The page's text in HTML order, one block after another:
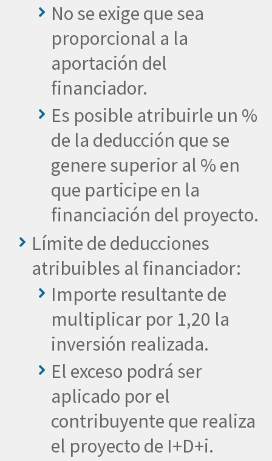
No se exige que sea
proporcional a la
aportación del
financiador.
Es posible atribuirle un %
de la deducción que se
genere superior al % en
que participe en la
financiación del proyecto.
Límite de deducciones
atribuibles al financiador:
Importe resultante de
multiplicar por 1,20 la
inversión realizada.
El exceso podrá ser
aplicado por el
contribuyente que realiza
el proyecto de I+D+i.